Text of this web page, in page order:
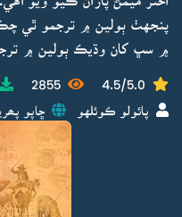
پنجهٺ ٻولين ۾ ترجمو ٿي
۾ سڀ کان وڌيڪ ٻولين ۾
4.5/5.0
2855
پائولو ڪوئلهو ڇاپو